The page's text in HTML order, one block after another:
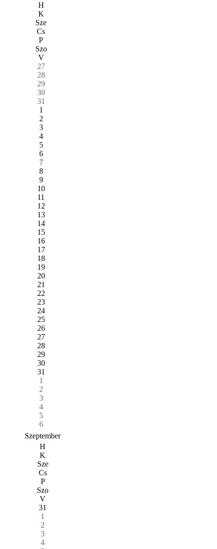
H
K
Sze
Cs
P
Szo
V
27
28
29
30
31
1
2
3
4
5
6
7
8
9
10
11
12
13
14
15
16
17
18
19
20
21
22
23
24
25
26
27
28
29
30
31
1
2
3
4
5
6
Szeptember
H
K
Sze
Cs
P
Szo
V
31
1
2
3
4